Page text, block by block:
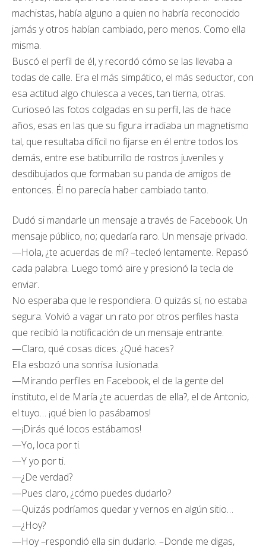
machistas, había alguno a quien no habría reconocido
jamás y otros habían cambiado, pero menos. Como ella
misma.
Buscó el perfil de él, y recordó cómo se las llevaba a
todas de calle. Era el más simpático, el más seductor, con
esa actitud algo chulesca a veces, tan tierna, otras.
Curioseó las fotos colgadas en su perfil, las de hace
años, esas en las que su figura irradiaba un magnetismo
tal, que resultaba difícil no fijarse en él entre todos los
demás, entre ese batiburrillo de rostros juveniles y
desdibujados que formaban su panda de amigos de
entonces. Él no parecía haber cambiado tanto.
Dudó si mandarle un mensaje a través de Facebook. Un
mensaje público, no; quedaría raro. Un mensaje privado.
—Hola, ¿te acuerdas de mí? –tecleó lentamente. Repasó
cada palabra. Luego tomó aire y presionó la tecla de
enviar.
No esperaba que le respondiera. O quizás sí, no estaba
segura. Volvió a vagar un rato por otros perfiles hasta
que recibió la notificación de un mensaje entrante.
—Claro, qué cosas dices. ¿Qué haces?
Ella esbozó una sonrisa ilusionada.
—Mirando perfiles en Facebook, el de la gente del
instituto, el de María ¿te acuerdas de ella?, el de Antonio,
el tuyo… ¡qué bien lo pasábamos!
—¡Dirás qué locos estábamos!
—Yo, loca por ti.
—Y yo por ti.
—¿De verdad?
—Pues claro, ¿cómo puedes dudarlo?
—Quizás podríamos quedar y vernos en algún sitio…
—¿Hoy?
—Hoy –respondió ella sin dudarlo. –Donde me digas,